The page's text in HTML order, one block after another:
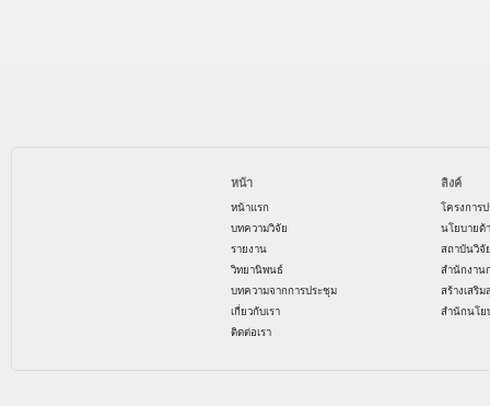
หน้า
หน้าแรก
บทความวิจัย
รายงาน
วิทยานิพนธ์
บทความจากการประชุม
เกี่ยวกับเรา
ติดต่อเรา
ลิงค์
โครงการ
นโยบายด้
สถาบันวิจั
สำนักงาน
สร้างเสริ
สำนักนโย